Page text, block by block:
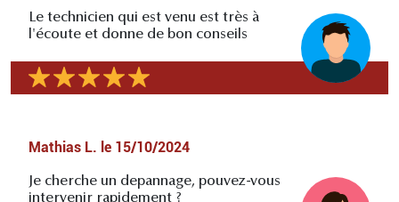
Le technicien qui est venu est très à
l'écoute et donne de bon conseils
Mathias L. le 15/10/2024
Je cherche un depannage, pouvez-vous
intervenir rapidement ?